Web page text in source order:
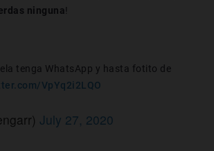
ninguna!
tenga WhatsApp y hasta fotito de
VpYq2i2LQO
July 27, 2020